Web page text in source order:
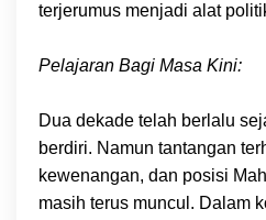
terjerumus menjadi alat
Pelajaran Bagi Masa Kini:
Dua dekade telah berlalu
berdiri. Namun tantangan
kewenangan, dan posisi
masih terus muncul. Dalam